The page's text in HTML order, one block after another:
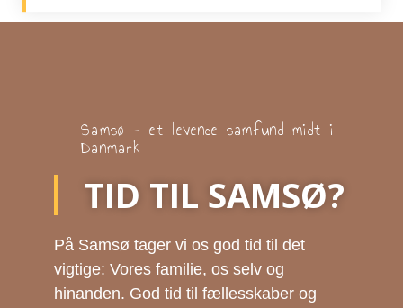
Samsø - et levende samfund midt i
Danmark
TID TIL SAMSØ?
På Samsø tager vi os god tid til det
vigtige: Vores familie, os selv og
hinanden. God tid til fællesskaber og